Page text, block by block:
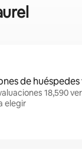
de
18,590
elegir